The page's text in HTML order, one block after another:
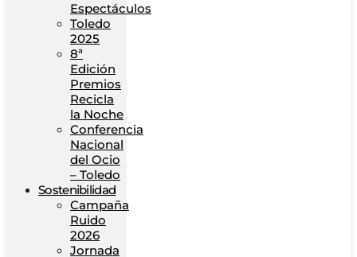
Espectáculos
Toledo
2025
8ª
Edición
Premios
Recicla
la Noche
Conferencia
Nacional
del Ocio
– Toledo
Sostenibilidad
Campaña
Ruido
2026
Jornada